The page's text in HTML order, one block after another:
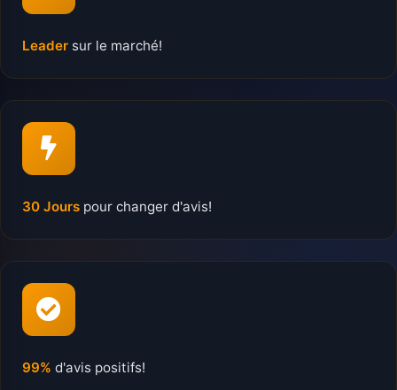
Leader sur le marché!
30 Jours pour changer d'avis!
99% d'avis positifs!